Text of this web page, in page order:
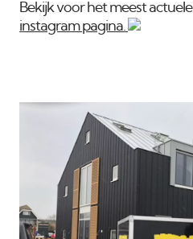
Bekijk voor het meest
instagram pagina.